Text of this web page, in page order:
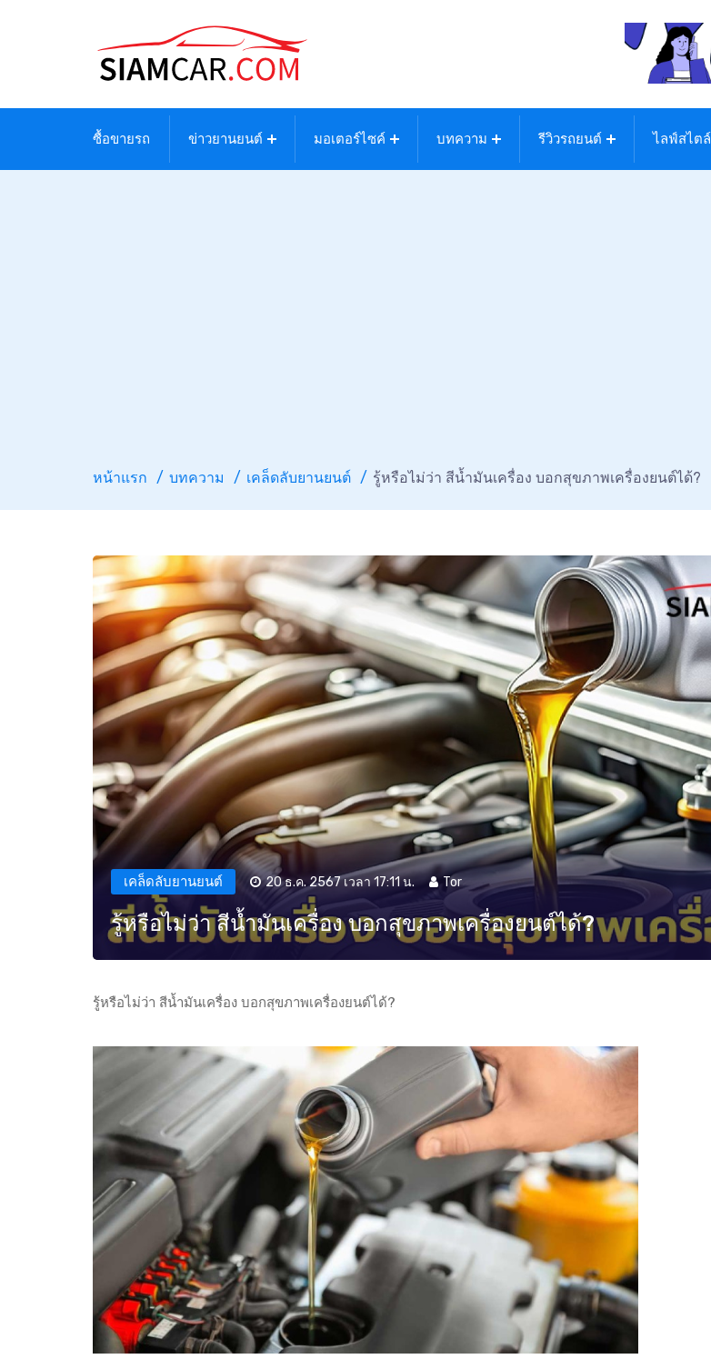
ซื้อขายรถ ข่าวยานยนต์ มอเตอร์ไซค์ บทความ รีวิวรถยนต์ ไลฟ์สไตล์
หน้าแรก บทความ เคล็ดลับยานยนต์ รู้หรือไม่ว่า สีน้ำมันเครื่อง บอกสุขภาพเครื่องยนต์ได้?
เคล็ดลับยานยนต์ 20 ธ.ค. 2567 เวลา 17:11 น. Tor
รู้หรือไม่ว่า สีน้ำมันเครื่อง บอกสุขภาพเครื่องยนต์ได้?
รู้หรือไม่ว่า สีน้ำมันเครื่อง บอกสุขภาพเครื่องยนต์ได้?